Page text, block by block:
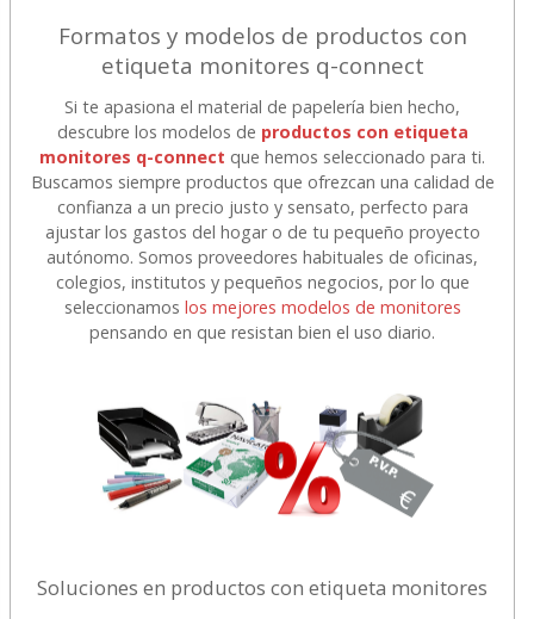
Formatos y modelos de productos con
etiqueta monitores q-connect
Si te apasiona el material de papelería bien hecho,
descubre los modelos de productos con etiqueta
monitores q-connect que hemos seleccionado para ti.
Buscamos siempre productos que ofrezcan una calidad de
confianza a un precio justo y sensato, perfecto para
ajustar los gastos del hogar o de tu pequeño proyecto
autónomo. Somos proveedores habituales de oficinas,
colegios, institutos y pequeños negocios, por lo que
seleccionamos los mejores modelos de monitores
pensando en que resistan bien el uso diario.
Soluciones en productos con etiqueta monitores